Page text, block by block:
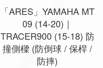
「ARES」YAMAHA MT
09 (14-20)｜
TRACER900 (15-18) 防
撞側樑 (防倒球 / 保桿 /
防摔)